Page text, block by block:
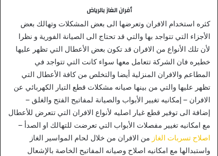
أفران الغاز بالرياض
كثره استخدام الافران وتعرضها الى بعض المشكلات وتهالك بعض
الأجزاء التي تتواجد بها والتي قد تحتاج الى الصيانة الفورية و نظرا
لأن تلك الأنواع من الافران قد تكون بعض الأعطال التي تظهر عليها
خطيره فان الشركة تتعامل معها سواء كانت التي تتواجد في
المطاعم والافران المنزلية أيضا والتخلص من كافة الأعطال التي
تظهر عليها والتي من بينها صيانه مشكلات قطع التيار الكهربائي عن
الافران – إمكانيه تغيير الأبواب والصيانة لمفاتيح الفتح والغلق –
إضافة الى توفير قطع غيار اصليه لأنواع الافران التي تتعرض للأعطال
مع امكانيه تغيير مفصلات الأبواب التي تعرضت للتهالك او الصدأ –
اصلاح تسربات الغاز من الافران من خلال لحام المواسير الغاز
واستبدالها مع امكانيه اصلاح وصيانه المفاتيح الخاصة بالإشعال